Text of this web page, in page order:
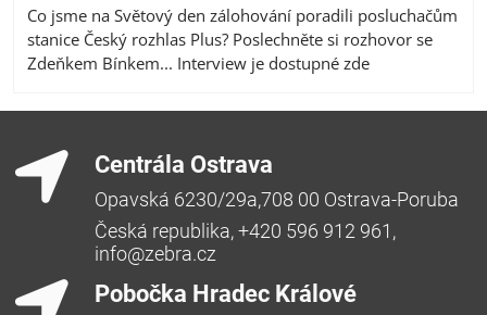
Co jsme na Světový den zálohování poradili posluchačům
stanice Český rozhlas Plus? Poslechněte si rozhovor se
Zdeňkem Bínkem... Interview je dostupné zde
Centrála Ostrava
Opavská 6230/29a,708 00 Ostrava-Poruba
Česká republika, +420 596 912 961,
info@zebra.cz
Pobočka Hradec Králové